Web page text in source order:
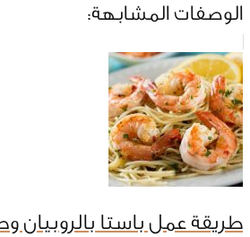
الوصفات المشابهة:
طريقة عمل باستا بالروبيان